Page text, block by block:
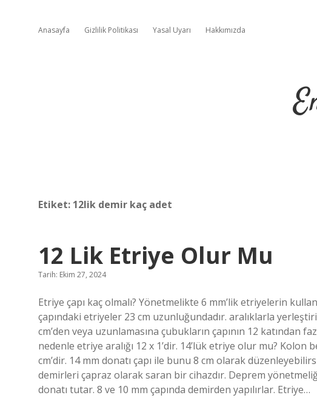
Anasayfa Gizlilik Politikası Yasal Uyarı Hakkımızda
Etiket: 12lik demir kaç adet
12 Lik Etriye Olur Mu
Tarih: Ekim 27, 2024
Etriye çapı kaç olmalı? Yönetmelikte 6 mm’lik etriyelerin
çapındaki etriyeler 23 cm uzunluğundadır. aralıklarla
cm’den veya uzunlamasına çubukların çapının 12
nedenle etriye aralığı 12 x 1’dir. 14’lük etriye olur mu?
cm’dir. 14 mm donatı çapı ile bunu 8 cm olarak
demirleri çapraz olarak saran bir cihazdır. Deprem
donatı tutar. 8 ve 10 mm çapında demirden yapılırlar. Etriye…